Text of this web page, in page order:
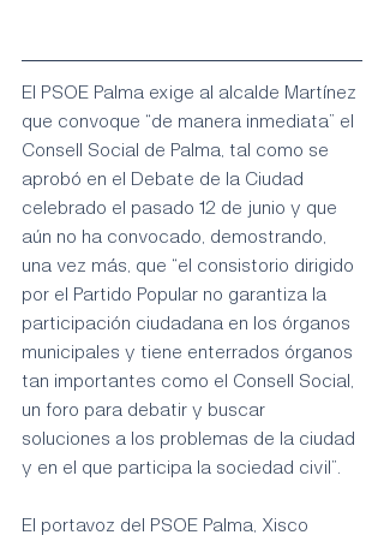
El PSOE Palma exige al alcalde Martínez
que convoque “de manera inmediata” el
Consell Social de Palma, tal como se
aprobó en el Debate de la Ciudad
celebrado el pasado 12 de junio y que
aún no ha convocado, demostrando,
una vez más, que “el consistorio dirigido
por el Partido Popular no garantiza la
participación ciudadana en los órganos
municipales y tiene enterrados órganos
tan importantes como el Consell Social,
un foro para debatir y buscar
soluciones a los problemas de la ciudad
y en el que participa la sociedad civil”.
El portavoz del PSOE Palma, Xisco